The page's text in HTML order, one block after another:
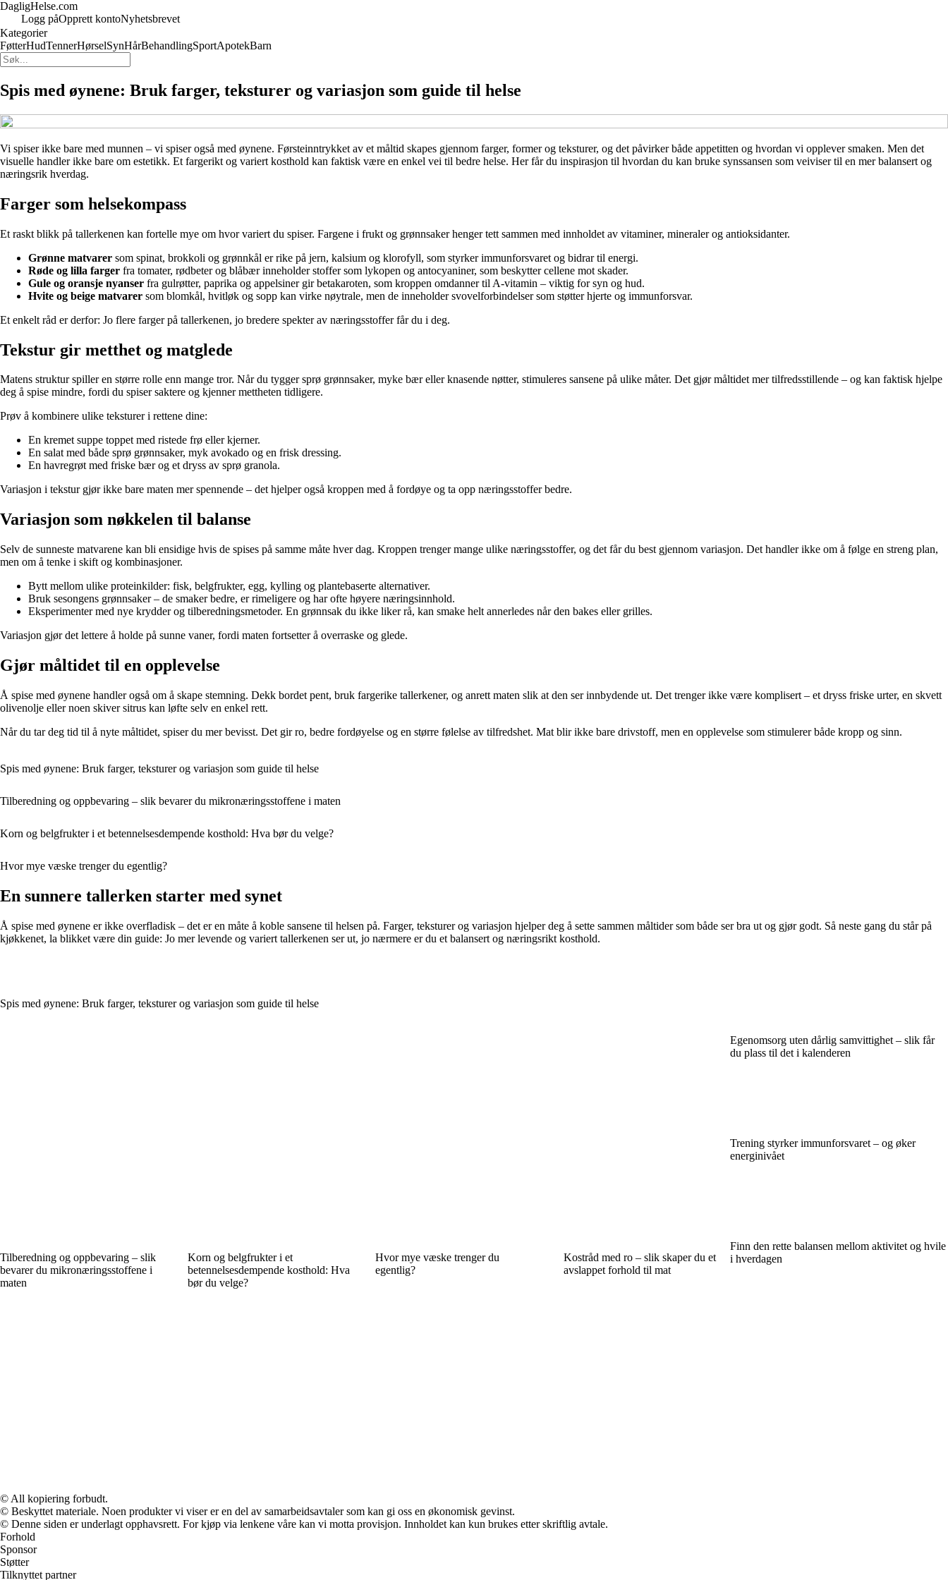
DagligHelse.com
Logg påOpprett kontoNyhetsbrevet
Kategorier
FøtterHudTennerHørselSynHårBehandlingSportApotekBarn
Spis med øynene: Bruk farger, teksturer og variasjon som guide til helse
Vi spiser ikke bare med munnen – vi spiser også med øynene. Førsteinntrykket av et måltid skapes gjennom farger, former og teksturer, og det påvirker både appetitten og hvordan vi opplever smaken. Men det
visuelle handler ikke bare om estetikk. Et fargerikt og variert kosthold kan faktisk være en enkel vei til bedre helse. Her får du inspirasjon til hvordan du kan bruke synssansen som veiviser til en mer balansert og
næringsrik hverdag.
Farger som helsekompass
Et raskt blikk på tallerkenen kan fortelle mye om hvor variert du spiser. Fargene i frukt og grønnsaker henger tett sammen med innholdet av vitaminer, mineraler og antioksidanter.
Grønne matvarer som spinat, brokkoli og grønnkål er rike på jern, kalsium og klorofyll, som styrker immunforsvaret og bidrar til energi.
Røde og lilla farger fra tomater, rødbeter og blåbær inneholder stoffer som lykopen og antocyaniner, som beskytter cellene mot skader.
Gule og oransje nyanser fra gulrøtter, paprika og appelsiner gir betakaroten, som kroppen omdanner til A-vitamin – viktig for syn og hud.
Hvite og beige matvarer som blomkål, hvitløk og sopp kan virke nøytrale, men de inneholder svovelforbindelser som støtter hjerte og immunforsvar.
Et enkelt råd er derfor: Jo flere farger på tallerkenen, jo bredere spekter av næringsstoffer får du i deg.
Tekstur gir metthet og matglede
Matens struktur spiller en større rolle enn mange tror. Når du tygger sprø grønnsaker, myke bær eller knasende nøtter, stimuleres sansene på ulike måter. Det gjør måltidet mer tilfredsstillende – og kan faktisk hjelpe
deg å spise mindre, fordi du spiser saktere og kjenner mettheten tidligere.
Prøv å kombinere ulike teksturer i rettene dine:
En kremet suppe toppet med ristede frø eller kjerner.
En salat med både sprø grønnsaker, myk avokado og en frisk dressing.
En havregrøt med friske bær og et dryss av sprø granola.
Variasjon i tekstur gjør ikke bare maten mer spennende – det hjelper også kroppen med å fordøye og ta opp næringsstoffer bedre.
Variasjon som nøkkelen til balanse
Selv de sunneste matvarene kan bli ensidige hvis de spises på samme måte hver dag. Kroppen trenger mange ulike næringsstoffer, og det får du best gjennom variasjon. Det handler ikke om å følge en streng plan,
men om å tenke i skift og kombinasjoner.
Bytt mellom ulike proteinkilder: fisk, belgfrukter, egg, kylling og plantebaserte alternativer.
Bruk sesongens grønnsaker – de smaker bedre, er rimeligere og har ofte høyere næringsinnhold.
Eksperimenter med nye krydder og tilberedningsmetoder. En grønnsak du ikke liker rå, kan smake helt annerledes når den bakes eller grilles.
Variasjon gjør det lettere å holde på sunne vaner, fordi maten fortsetter å overraske og glede.
Gjør måltidet til en opplevelse
Å spise med øynene handler også om å skape stemning. Dekk bordet pent, bruk fargerike tallerkener, og anrett maten slik at den ser innbydende ut. Det trenger ikke være komplisert – et dryss friske urter, en skvett
olivenolje eller noen skiver sitrus kan løfte selv en enkel rett.
Når du tar deg tid til å nyte måltidet, spiser du mer bevisst. Det gir ro, bedre fordøyelse og en større følelse av tilfredshet. Mat blir ikke bare drivstoff, men en opplevelse som stimulerer både kropp og sinn.
Spis med øynene: Bruk farger, teksturer og variasjon som guide til helse
Tilberedning og oppbevaring – slik bevarer du mikronæringsstoffene i maten
Korn og belgfrukter i et betennelsesdempende kosthold: Hva bør du velge?
Hvor mye væske trenger du egentlig?
En sunnere tallerken starter med synet
Å spise med øynene er ikke overfladisk – det er en måte å koble sansene til helsen på. Farger, teksturer og variasjon hjelper deg å sette sammen måltider som både ser bra ut og gjør godt. Så neste gang du står på
kjøkkenet, la blikket være din guide: Jo mer levende og variert tallerkenen ser ut, jo nærmere er du et balansert og næringsrikt kosthold.
Spis med øynene: Bruk farger, teksturer og variasjon som guide til helse
Tilberedning og oppbevaring – slik
bevarer du mikronæringsstoffene i
maten
Korn og belgfrukter i et
betennelsesdempende kosthold: Hva
bør du velge?
Hvor mye væske trenger du
egentlig?
Kostråd med ro – slik skaper du et
avslappet forhold til mat
Egenomsorg uten dårlig samvittighet – slik får
du plass til det i kalenderen
Trening styrker immunforsvaret – og øker
energinivået
Finn den rette balansen mellom aktivitet og hvile
i hverdagen
© All kopiering forbudt.
© Beskyttet materiale. Noen produkter vi viser er en del av samarbeidsavtaler som kan gi oss en økonomisk gevinst.
© Denne siden er underlagt opphavsrett. For kjøp via lenkene våre kan vi motta provisjon. Innholdet kan kun brukes etter skriftlig avtale.
Forhold
Sponsor
Støtter
Tilknyttet partner